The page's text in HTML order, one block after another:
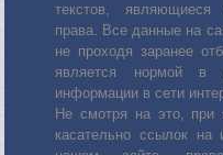
текстов, являющиеся
права. Все данные на
не проходя заранее
является нормой в
информации в сети
Не смотря на это, при
касательно ссылок